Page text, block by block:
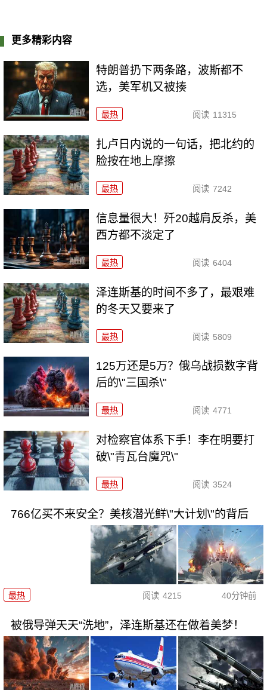
更多精彩内容
特朗普扔下两条路，波斯都不
选，美军机又被揍
最热 阅读 11315
扎卢日内说的一句话，把北约的
脸按在地上摩擦
最热 阅读 7242
信息量很大！歼20越肩反杀，美
西方都不淡定了
最热 阅读 6404
泽连斯基的时间不多了，最艰难
的冬天又要来了
最热 阅读 5809
125万还是5万？俄乌战损数字背
后的\"三国杀\"
最热 阅读 4771
对检察官体系下手！李在明要打
破\"青瓦台魔咒\"
最热 阅读 3524
766亿买不来安全？美核潜光鲜\"大计划\"的背后
最热 阅读 4215 40分钟前
被俄导弹天天“洗地”，泽连斯基还在做着美梦！